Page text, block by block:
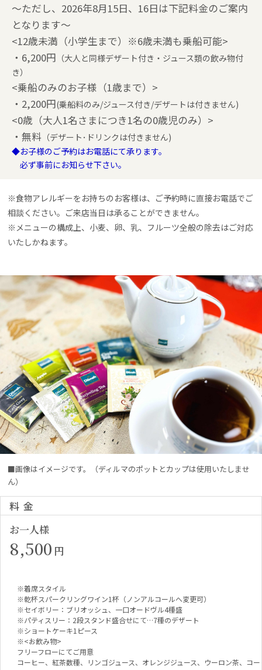
～ただし、2026年8月15日、16日は下記料金のご案内
となります～
<12歳未満（小学生まで）※6歳未満も乗船可能>
・6,200円 （大人と同様デザート付き・ジュース類の飲み物付
き）
<乗船のみのお子様（1歳まで）>
・2,200円(乗船料のみ/ジュース付き/デザートは付きません)
<0歳（大人1名さまにつき1名の0歳児のみ）>
・無料 （デザート･ドリンクは付きません)
◆お子様のご予約はお電話にて承ります。
必ず事前にお知らせ下さい。
※食物アレルギーをお持ちのお客様は、ご予約時に直接お電話でご
相談ください。ご来店当日は承ることができません。
※メニューの構成上、小麦、卵、乳、フルーツ全般の除去はご対応
いたしかねます。
■画像はイメージです。（ディルマのポットとカップは使用いたしませ
ん）
料金
お一人様
8,500 円
※着席スタイル
※乾杯スパークリングワイン1杯（ノンアルコールへ変更可）
※セイボリー：ブリオッシュ、一口オードヴル4種盛
※パティスリー：2段スタンド盛合せにて…7種のデザート
※ショートケーキ1ピース
※<お飲み物>
フリーフローにてご用意
コーヒー、紅茶数種、リンゴジュース、オレンジジュース、ウーロン茶、コー